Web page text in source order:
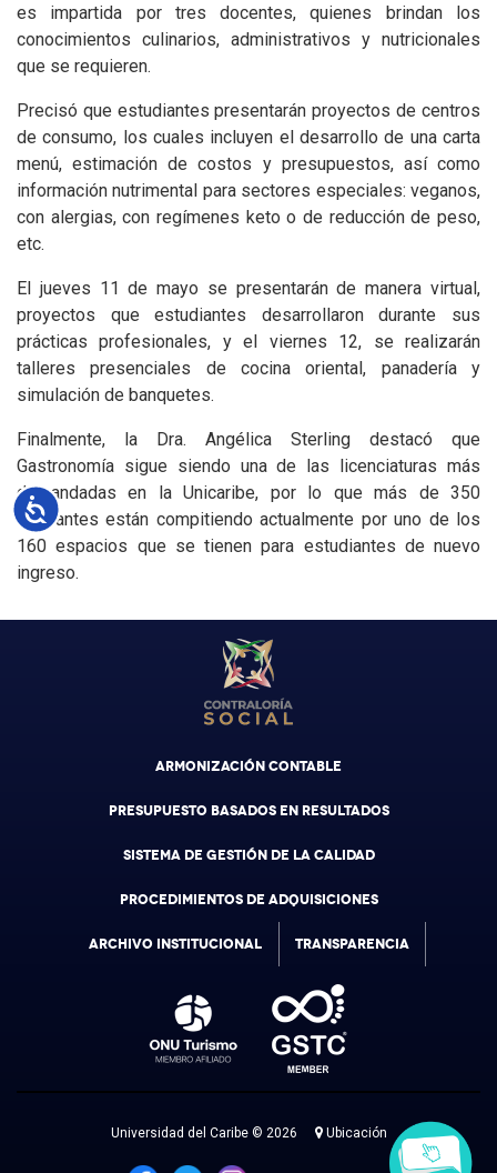
Accesibilidad
es impartida por tres docentes, quienes brindan los
conocimientos culinarios, administrativos y nutricionales
que se requieren.
Precisó que estudiantes presentarán proyectos de centros
de consumo, los cuales incluyen el desarrollo de una carta
menú, estimación de costos y presupuestos, así como
información nutrimental para sectores especiales: veganos,
con alergias, con regímenes keto o de reducción de peso,
etc.
El jueves 11 de mayo se presentarán de manera virtual,
proyectos que estudiantes desarrollaron durante sus
prácticas profesionales, y el viernes 12, se realizarán
talleres presenciales de cocina oriental, panadería y
simulación de banquetes.
Finalmente, la Dra. Angélica Sterling destacó que
Gastronomía sigue siendo una de las licenciaturas más
demandadas en la Unicaribe, por lo que más de 350
aspirantes están compitiendo actualmente por uno de los
160 espacios que se tienen para estudiantes de nuevo
ingreso.
ARMONIZACIÓN CONTABLE
PRESUPUESTO BASADOS EN RESULTADOS
SISTEMA DE GESTIÓN DE LA CALIDAD
PROCEDIMIENTOS DE ADQUISICIONES
ARCHIVO INSTITUCIONAL TRANSPARENCIA
Universidad del Caribe © 2026 Ubicación